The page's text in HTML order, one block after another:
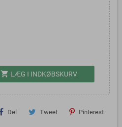
shopping_cart LÆG I INDKØBSKURV
Del Tweet Pinterest